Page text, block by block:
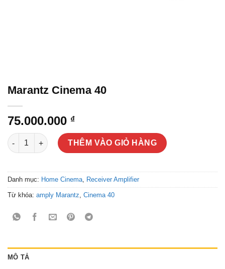
Marantz Cinema 40
75.000.000 ₫
Marantz Cinema 40 số lượng
THÊM VÀO GIỎ HÀNG
Danh mục: Home Cinema Receiver Amplifier
Từ khóa: amply Marantz Cinema 40
MÔ TẢ